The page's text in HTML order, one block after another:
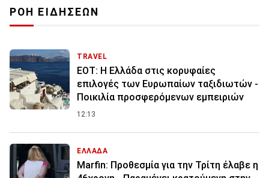
ΡΟΗ ΕΙΔΗΣΕΩΝ
TRAVEL
ΕΟΤ: Η Ελλάδα στις κορυφαίες
επιλογές των Ευρωπαίων ταξιδιωτών -
Ποικιλία προσφερόμενων εμπειριών
12:13
ΕΛΛΑΔΑ
Marfin: Προθεσμία για την Τρίτη έλαβε η